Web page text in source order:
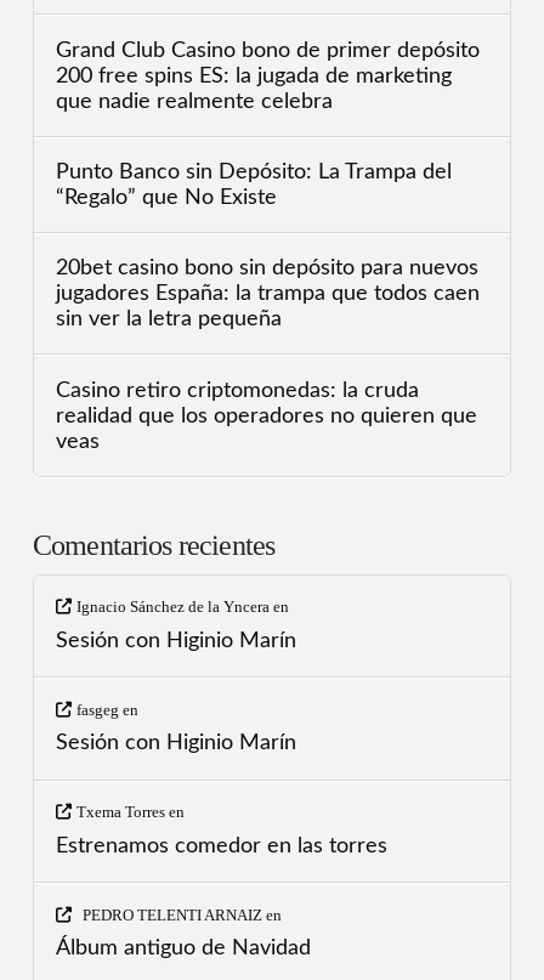
Grand Club Casino bono de primer depósito
200 free spins ES: la jugada de marketing
que nadie realmente celebra
Punto Banco sin Depósito: La Trampa del
“Regalo” que No Existe
20bet casino bono sin depósito para nuevos
jugadores España: la trampa que todos caen
sin ver la letra pequeña
Casino retiro criptomonedas: la cruda
realidad que los operadores no quieren que
veas
Comentarios recientes
Ignacio Sánchez de la Ynceraen
Sesión con Higinio Marín
fasgeg en
Sesión con Higinio Marín
Txema Torresen
Estrenamos comedor en las torres
PEDRO TELENTI ARNAIZ en
Álbum antiguo de Navidad